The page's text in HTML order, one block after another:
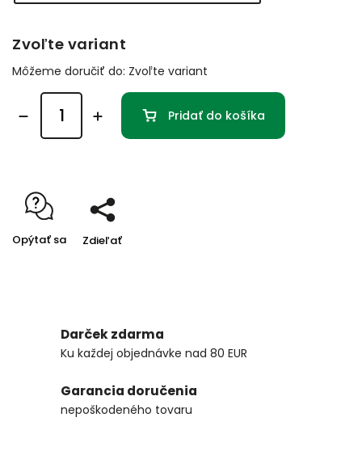
Zvoľte variant
Môžeme doručiť do: Zvoľte variant
Pridať do košíka
Opýtať sa Zdieľať
Darček zdarma
Ku každej objednávke nad 80 EUR
Garancia doručenia
nepoškodeného tovaru